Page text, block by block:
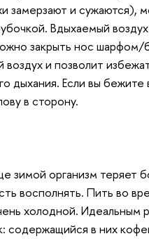
замерзают и
Вдыхаемый
закрыть нос шарфом/
и позволит
дыхания. Если вы
в сторону.
зимой организм
восполнять. Пить во
холодной. Идеальным
содержащийся в них